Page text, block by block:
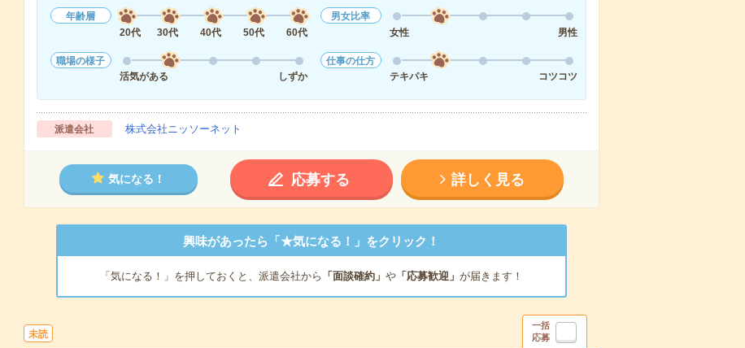
年齢層
20代
30代 40代 50代 60代
男女比率
女性
男性
職場の様子
活気がある
しずか
仕事の仕方
テキパキ
コツコツ
派遣会社 株式会社ニッソーネット
気になる！ 応募する 詳しく見る
興味があったら「★気になる！」をクリック！
「気になる！」を押しておくと、派遣会社から 「面談確約」 や「応募歓迎」 が届きます！
未読
一括
応募